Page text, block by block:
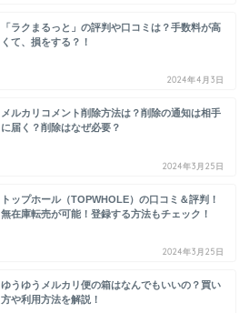
「ラクまるっと」の評判や口コミは？手数料が高
くて、損をする？！
2024年4月3日
メルカリコメント削除方法は？削除の通知は相手
に届く？削除はなぜ必要？
2024年3月25日
トップホール（TOPWHOLE）の口コミ＆評判！
無在庫転売が可能！登録する方法もチェック！
2024年3月25日
ゆうゆうメルカリ便の箱はなんでもいいの？買い
方や利用方法を解説！